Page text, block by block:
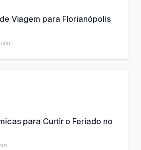
Viagem para Florianópolis
min
para Curtir o Feriado no